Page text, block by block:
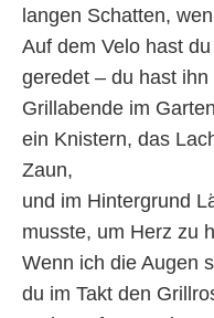
langen Schatten,
Auf dem Velo hast
geredet – du hast
Grillabende im
ein Knistern, das
Zaun,
und im Hintergrund
musste, um Herz zu
Wenn ich die Augen
du im Takt den